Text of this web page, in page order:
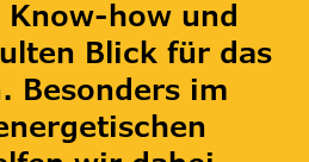
how und
Blick für das
Besonders im